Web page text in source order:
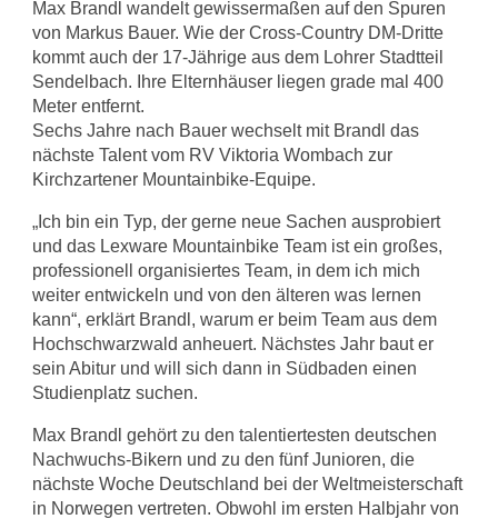
Max Brandl wandelt gewissermaßen auf den Spuren
von Markus Bauer. Wie der Cross-Country DM-Dritte
kommt auch der 17-Jährige aus dem Lohrer Stadtteil
Sendelbach. Ihre Elternhäuser liegen grade mal 400
Meter entfernt.
Sechs Jahre nach Bauer wechselt mit Brandl das
nächste Talent vom RV Viktoria Wombach zur
Kirchzartener Mountainbike-Equipe.
„Ich bin ein Typ, der gerne neue Sachen ausprobiert
und das Lexware Mountainbike Team ist ein großes,
professionell organisiertes Team, in dem ich mich
weiter entwickeln und von den älteren was lernen
kann“, erklärt Brandl, warum er beim Team aus dem
Hochschwarzwald anheuert. Nächstes Jahr baut er
sein Abitur und will sich dann in Südbaden einen
Studienplatz suchen.
Max Brandl gehört zu den talentiertesten deutschen
Nachwuchs-Bikern und zu den fünf Junioren, die
nächste Woche Deutschland bei der Weltmeisterschaft
in Norwegen vertreten. Obwohl im ersten Halbjahr von